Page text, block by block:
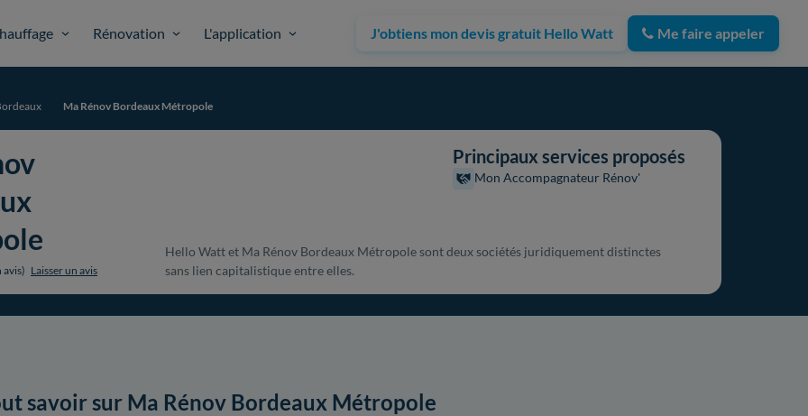
Rénovation L'application J'obtiens mon devis gratuit Hello Watt Me faire appeler
Ma Rénov Bordeaux Métropole
avis) Laisser un avis
Principaux services proposés
Mon Accompagnateur Rénov'
Hello Watt et Ma Rénov Bordeaux Métropole sont deux sociétés juridiquement distinctes
sans lien capitalistique entre elles.
savoir sur Ma Rénov Bordeaux Métropole